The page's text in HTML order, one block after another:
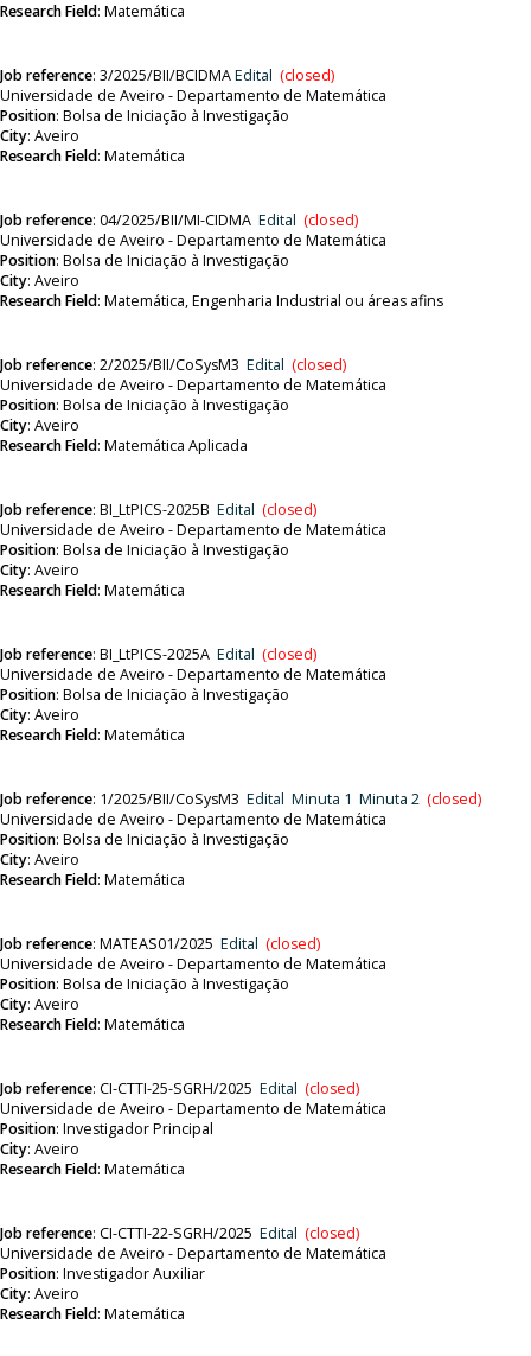
Research Field: Matemática
Job reference: 3/2025/BII/BCIDMAEdital (closed)
Universidade de Aveiro - Departamento de Matemática
Position: Bolsa de Iniciação à Investigação
City: Aveiro
Research Field: Matemática
Job reference: 04/2025/BII/MI-CIDMA Edital (closed)
Universidade de Aveiro - Departamento de Matemática
Position: Bolsa de Iniciação à Investigação
City: Aveiro
Research Field: Matemática, Engenharia Industrial ou áreas afins
Job reference: 2/2025/BII/CoSysM3 Edital (closed)
Universidade de Aveiro - Departamento de Matemática
Position: Bolsa de Iniciação à Investigação
City: Aveiro
Research Field: Matemática Aplicada
Job reference: BI_LtPICS-2025B Edital (closed)
Universidade de Aveiro - Departamento de Matemática
Position: Bolsa de Iniciação à Investigação
City: Aveiro
Research Field: Matemática
Job reference: BI_LtPICS-2025A Edital (closed)
Universidade de Aveiro - Departamento de Matemática
Position: Bolsa de Iniciação à Investigação
City: Aveiro
Research Field: Matemática
Job reference: 1/2025/BII/CoSysM3 Edital Minuta 1 Minuta 2 (closed)
Universidade de Aveiro - Departamento de Matemática
Position: Bolsa de Iniciação à Investigação
City: Aveiro
Research Field: Matemática
Job reference: MATEAS01/2025 Edital (closed)
Universidade de Aveiro - Departamento de Matemática
Position: Bolsa de Iniciação à Investigação
City: Aveiro
Research Field: Matemática
Job reference: CI-CTTI-25-SGRH/2025 Edital (closed)
Universidade de Aveiro - Departamento de Matemática
Position: Investigador Principal
City: Aveiro
Research Field: Matemática
Job reference: CI-CTTI-22-SGRH/2025 Edital (closed)
Universidade de Aveiro - Departamento de Matemática
Position: Investigador Auxiliar
City: Aveiro
Research Field: Matemática